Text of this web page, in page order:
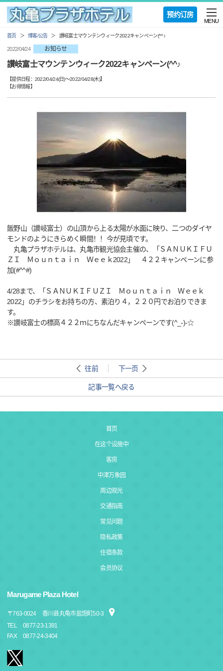
预约订房
MENU
首页 博客/公告 讃岐富士マウンテンウィーク2022キャンペーン(^^♪
2022/04/24 お知らせ
讃岐富士マウンテンウィーク2022キャンペーン(^^♪
【提供日程： 2022/04/24(日)〜2022/04/28(木)】
【お得情報】
飯野山（讃岐富士）の山頂から上る太陽が水面に映り、二つのダイヤ
モンドのようにきらめく瞬間！！今が見頃です。
丸亀プラザホテルは、丸亀市観光協会主催の、「ＳＡＮＵＫＩＦＵ
ＺＩ Ｍｏｕｎｔａｉｎ Ｗｅｅｋ2022」 ４２２キャンペーンに参
加(#^^#)
4/28まで、「ＳＡＮＵＫＩＦＵＺＩ Ｍｏｕｎｔａｉｎ Ｗｅｅｋ
2022」のチラシをお持ちの方、素泊り４，２２０円でお泊りできま
す。
※讃岐富士の標高４２２ｍにちなんだキャンペーンです(^_-)-☆
往前 下一页
記事一覧へ戻る
首页
在这个设施中
客房
中津万象园
周边观光
交通指南
常见问题
隐私政策
住宿条款
会员协议
Marugame Plaza Hotel
〒763-0024
香川县丸龟市盐饱町50-3
TEL
0877-23-1391
FAX
0877-24-3404